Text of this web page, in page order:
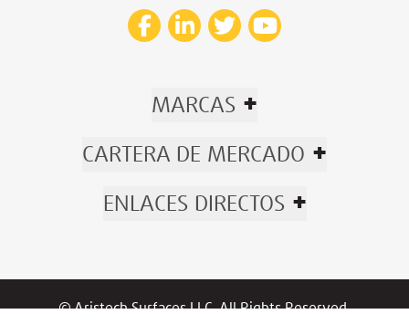
MARCAS +
CARTERA DE MERCADO +
ENLACES DIRECTOS +
© Aristech Surfaces LLC. All Rights Reserved.